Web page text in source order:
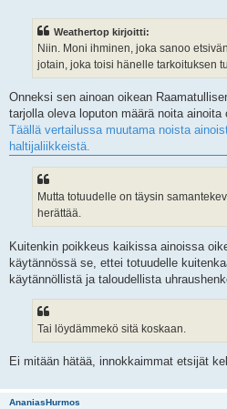
Weathertop kirjoitti:
Niin. Moni ihminen, joka sanoo
jotain, joka toisi hänelle tarkoituksen
Onneksi sen ainoan oikean
tarjolla oleva loputon määrä noita ainoita
Täällä vertailussa muutama noista
haltijaliikkeistä.
Mutta totuudelle on täysin
herättää.
Kuitenkin poikkeus kaikissa ainoissa
käytännössä se, ettei totuudelle
käytännöllistä ja taloudellista
Tai löydämmekö sitä koskaan.
Ei mitään hätää, innokkaimmat etsijät
AnaniasHurmos